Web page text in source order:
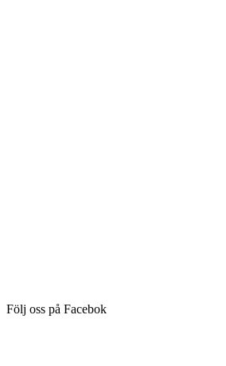
Följ oss på Facebok